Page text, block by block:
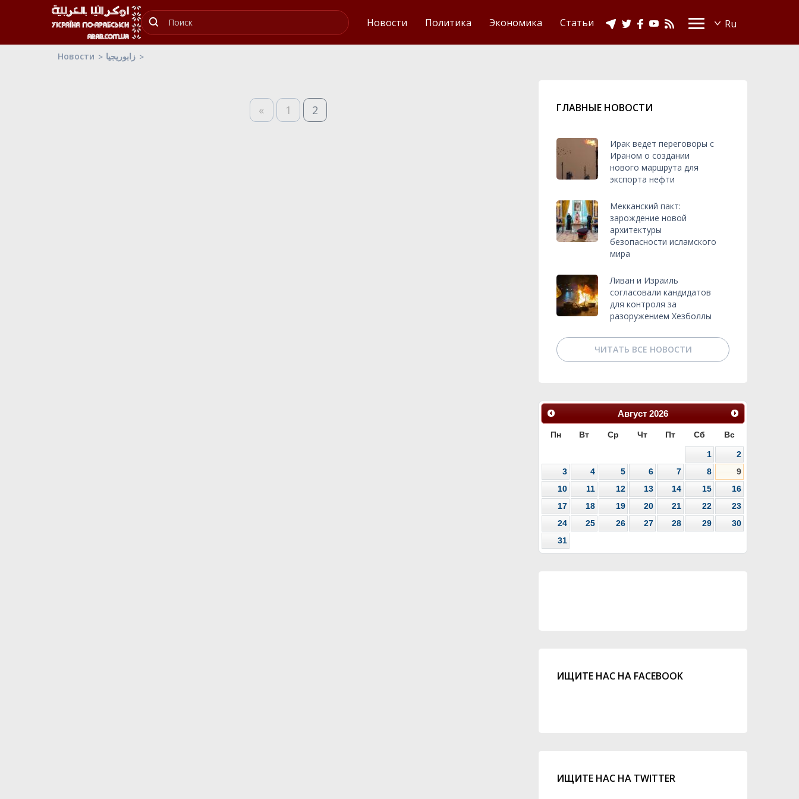
Новости Политика Экономика Статьи
Новости زابوريجيا
« 1 2 ГЛАВНЫЕ НОВОСТИ
Ирак ведет переговоры с
Ираном о создании
нового маршрута для
экспорта нефти
Мекканский пакт:
зарождение новой
архитектуры
безопасности исламского
мира
Ливан и Израиль
согласовали кандидатов
для контроля за
разоружением Хезболлы
ЧИТАТЬ ВСЕ НОВОСТИ
Август 2026
Пн Вт Ср Чт Пт Сб Вс
1
2
3
4 5 6 7 8
9
10
11 12 13 14 15
16
17
18 19 20 21 22
23
24
25 26 27 28 29
30
31
ИЩИТЕ НАС НА FACEBOOK
ИЩИТЕ НАС НА TWITTER